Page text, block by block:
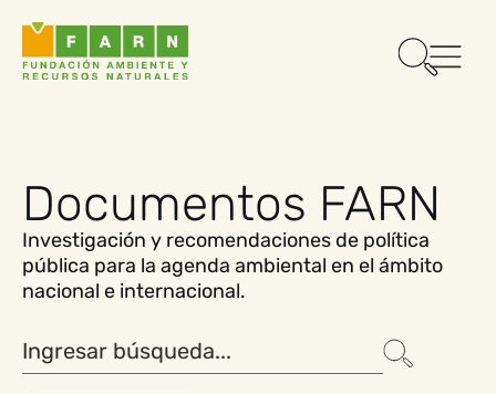
Documentos FARN
Investigación y recomendaciones de política
pública para la agenda ambiental en el ámbito
nacional e internacional.